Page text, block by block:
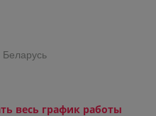
весь график работы